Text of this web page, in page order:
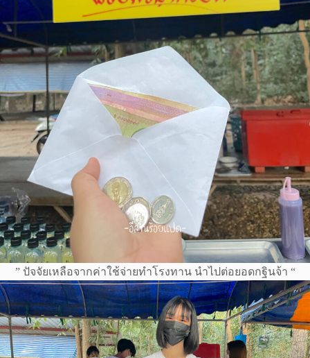
” ปัจจัยเหลือจากค่าใช้จ่ายทำโรงทาน นำไปต่อยอดกฐินจ้า “